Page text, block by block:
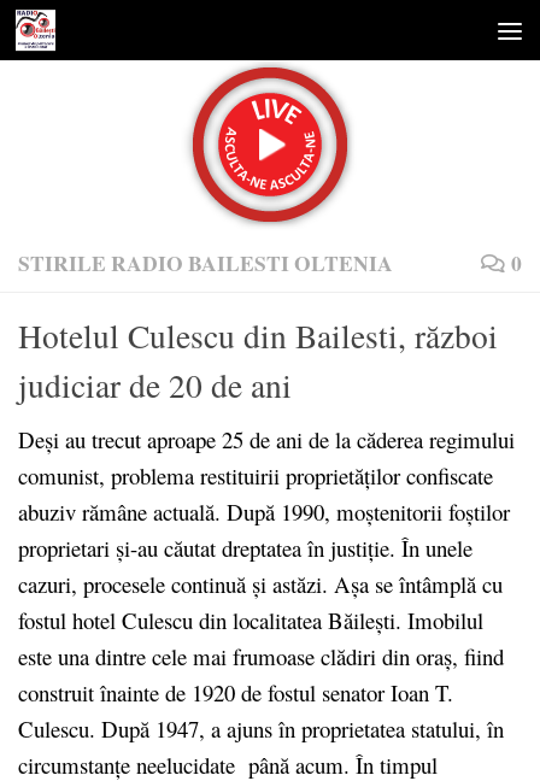
Skip to content
STIRILE RADIO BAILESTI OLTENIA 0
Hotelul Culescu din Bailesti, război
judiciar de 20 de ani
Deși au trecut aproape 25 de ani de la căderea regimului
comunist, problema restituirii proprietăților confiscate
abuziv rămâne actuală. După 1990, moștenitorii foștilor
proprietari și-au căutat dreptatea în justiție. În unele
cazuri, procesele continuă și astăzi. Așa se întâmplă cu
fostul hotel Culescu din localitatea Băilești. Imobilul
este una dintre cele mai frumoase clădiri din oraș, fiind
construit înainte de 1920 de fostul senator Ioan T.
Culescu. După 1947, a ajuns în proprietatea statului, în
circumstanțe neelucidate până acum. În timpul